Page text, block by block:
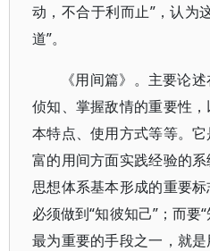
动，不合于利而止”，认为
道”。
《用间篇》。主要论
侦知、掌握敌情的重要性
本特点、使用方式等等。
富的用间方面实践经验的
思想体系基本形成的重要
必须做到“知彼知己”；而要
最为重要的手段之一，就